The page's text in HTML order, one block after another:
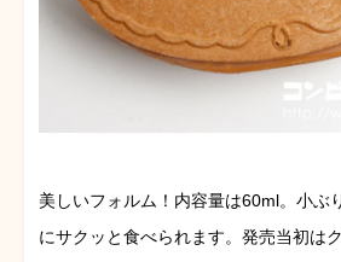
美しいフォルム！内容量は60ml。小ぶ
にサクッと食べられます。発売当初は